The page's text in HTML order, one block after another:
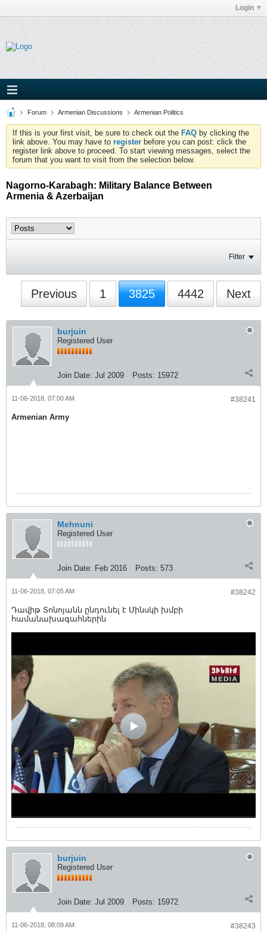
Login
Forum Armenian Discussions Armenian Politics
If this is your first visit, be sure to check out the FAQ by clicking the
link above. You may have to register before you can post: click the
register link above to proceed. To start viewing messages, select the
forum that you want to visit from the selection below.
Nagorno-Karabagh: Military Balance Between
Armenia & Azerbaijan
Filter
Previous 1 3825 4442 Next
burjuin
Registered User
Join Date: Jul 2009 Posts: 15972
#38241
11-06-2018, 07:00 AM
Armenian Army
Mehnuni
Registered User
Join Date: Feb 2016 Posts: 573
#38242
11-06-2018, 07:05 AM
Դավիթ Տոնոյանն ընդունել է Մինսկի խմբի
համանախագահներին
burjuin
Registered User
Join Date: Jul 2009 Posts: 15972
#38243
11-06-2018, 08:09 AM